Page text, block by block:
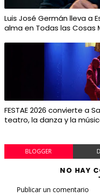
Luis José Germán lleva a
alma en Todas las Cosas
FESTAE 2026 convierte a
teatro, la danza y la
BLOGGER
NO HAY
Publicar un comentario